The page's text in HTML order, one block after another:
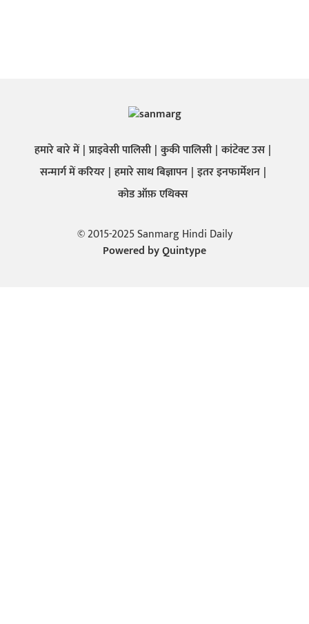
हमारे बारे में प्राइवेसी पालिसी कुकी पालिसी कांटेक्ट उस
सन्मार्ग में करियर हमारे साथ बिज्ञापन इतर इनफार्मेशन
कोड ऑफ़ एथिक्स
© 2015-2025 Sanmarg Hindi Daily
Powered byQuintype